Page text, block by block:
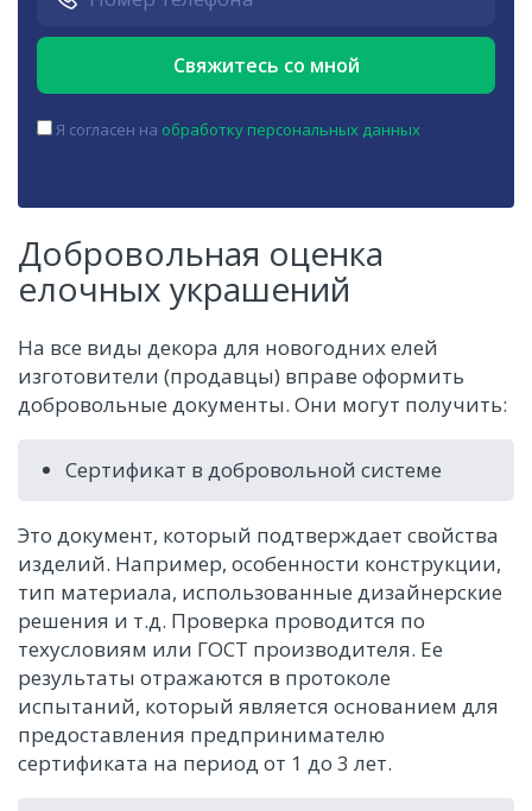
Я согласен на обработку персональных данных
Добровольная оценка
елочных украшений
На все виды декора для новогодних елей
изготовители (продавцы) вправе оформить
добровольные документы. Они могут получить:
Сертификат в добровольной системе
Это документ, который подтверждает свойства
изделий. Например, особенности конструкции,
тип материала, использованные дизайнерские
решения и т.д. Проверка проводится по
техусловиям или ГОСТ производителя. Ее
результаты отражаются в протоколе
испытаний, который является основанием для
предоставления предпринимателю
сертификата на период от 1 до 3 лет.